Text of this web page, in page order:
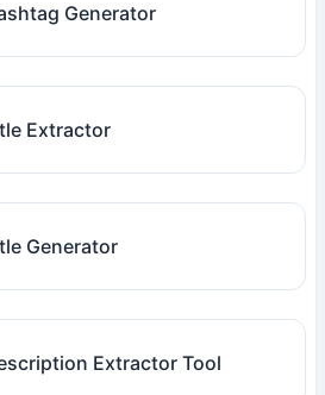
Generator
Extractor
Generator
Extractor Tool